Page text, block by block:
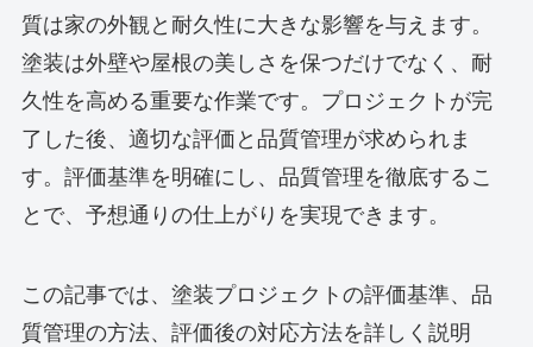
質は家の外観と耐久性に大きな影響を与えます。
塗装は外壁や屋根の美しさを保つだけでなく、耐
久性を高める重要な作業です。プロジェクトが完
了した後、適切な評価と品質管理が求められま
す。評価基準を明確にし、品質管理を徹底するこ
とで、予想通りの仕上がりを実現できます。
この記事では、塗装プロジェクトの評価基準、品
質管理の方法、評価後の対応方法を詳しく説明